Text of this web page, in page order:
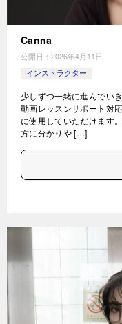
Canna
公開日： 2026年4月11日
インストラクター
少しずつ一緒に進んでい
動画レッスンサポート対
に使用していただけます
方に分かりや […]